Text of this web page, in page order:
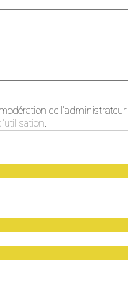
de l'administrateur.
.